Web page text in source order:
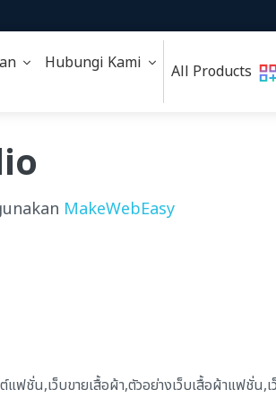
Hubungi Kami All Products
MakeWebEasy
แฟชั่น,เว็บขายเสื้อผ้า,ตัวอย่างเว็บเสื้อผ้าแฟชั่น,